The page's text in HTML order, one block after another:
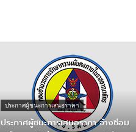
ประกาศผู้ชนะการเสนอราคา
ประกาศผู้ชนะการเสนอราคา จ้างซ่อม